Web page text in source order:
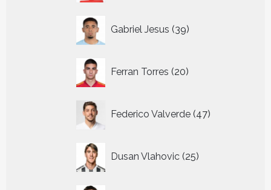
Gabriel Jesus 39
producten
Ferran Torres 20
producten
Federico Valverde 47
producten
Dusan Vlahovic 25
producten